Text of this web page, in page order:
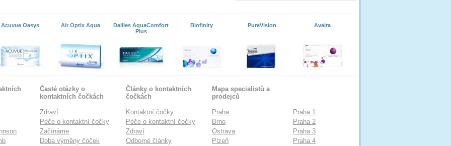
Acuvue Oasys Air Optix Aqua
Dailies AquaComfort
Plus
Biofinity PureVision Avaira
Časté otázky o
kontaktních čočkách
Zdraví
Péče o kontaktní čočky
Začínáme
Doba výměny čoček
Články o kontaktních
čočkách
Kontaktní čočky
Péče o kontaktní čočky
Zdraví
Odborné články
Mapa specialistů a
prodejců
Praha
Brno
Ostrava
Plzeň
Praha 1
Praha 2
Praha 3
Praha 4